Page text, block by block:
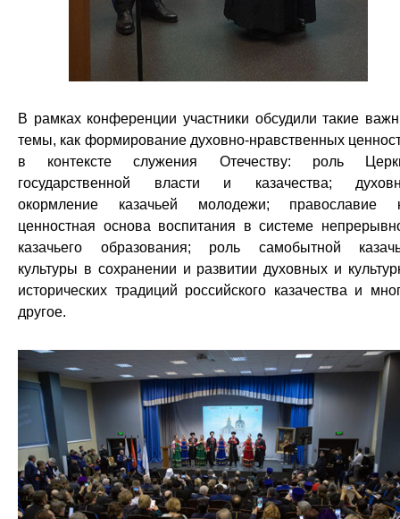
В рамках конференции участники обсудили такие
темы, как формирование духовно-нравственных
в контексте служения Отечеству: роль
государственной власти и казачества;
окормление казачьей молодежи; православие
ценностная основа воспитания в системе
казачьего образования; роль самобытной
культуры в сохранении и развитии духовных и
исторических традиций российского казачества и
другое.